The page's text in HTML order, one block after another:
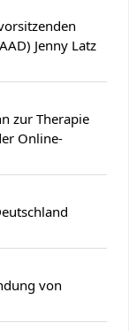
Jenny Latz
zur Therapie
Online-
von